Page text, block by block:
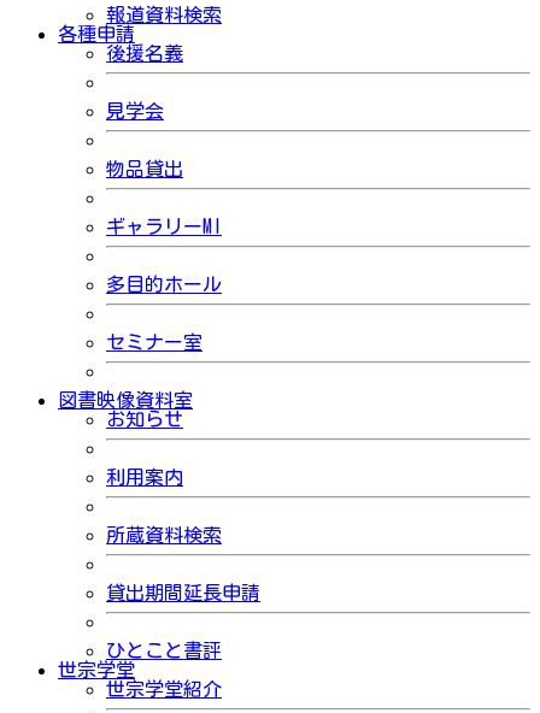
報道資料検索
各種申請
後援名義
見学会
物品貸出
ギャラリーMI
多目的ホール
セミナー室
図書映像資料室
お知らせ
利用案内
所蔵資料検索
貸出期間延長申請
ひとこと書評
世宗学堂
世宗学堂紹介